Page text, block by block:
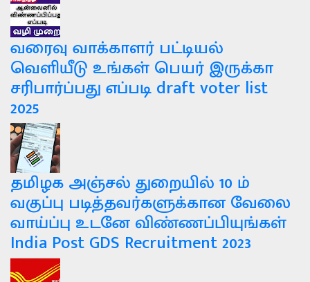
வரைவு வாக்காளர் பட்டியல்
வெளியீடு உங்கள் பெயர் இருக்கா
சரிபார்ப்பது எப்படி draft voter list
2025
தமிழக அஞ்சல் துறையில் 10 ம்
வகுப்பு படித்தவர்களுக்கான வேலை
வாய்ப்பு உடனே விண்ணப்பியுங்கள்
India Post GDS Recruitment 2023